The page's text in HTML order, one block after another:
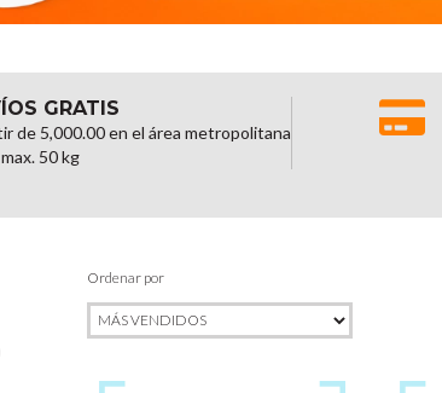
GRATIS
de 5,000.00 en el área metropolitana
50 kg
Ordenar por